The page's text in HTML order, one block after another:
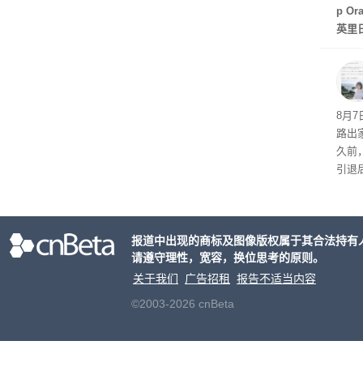
p
英里
起
8月7
路出
久前
引退
报道中出现的商标及图像版权属于其合法持
请遵守理性，宽容，换位思考的原则。
关于我们
广告招租
报告不适当内容
©2003-2026 cnBeta